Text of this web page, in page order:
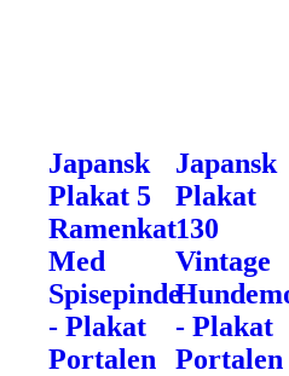
Japansk
Plakat 5
Ramenkat
Med
Spisepinde
- Plakat
Portalen
Japansk
Plakat
130
Vintage
- Plakat
Portalen